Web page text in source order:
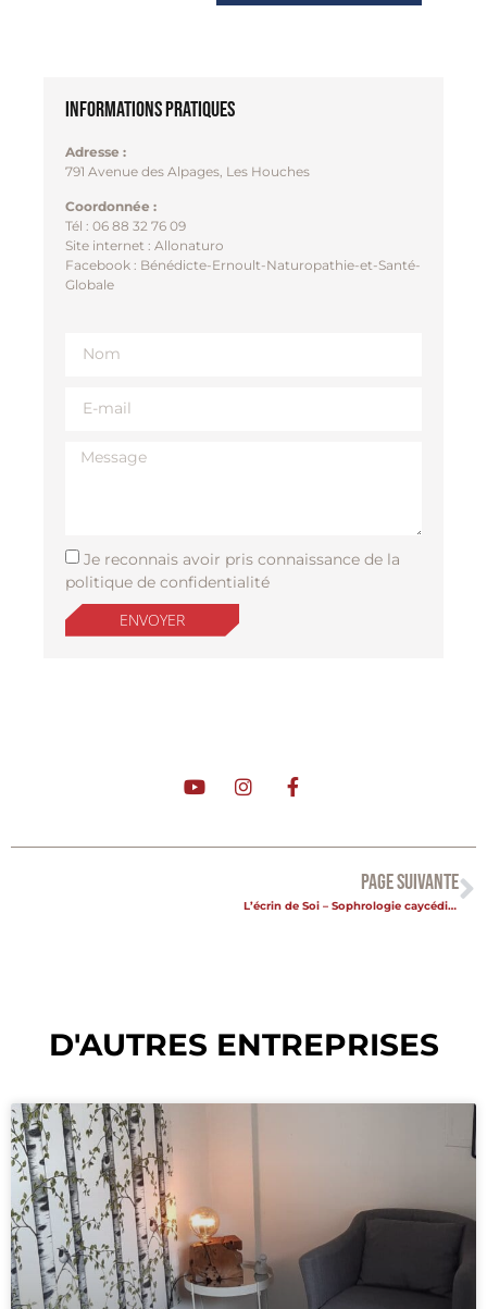
Informations pratiques
Adresse :
791 Avenue des Alpages, Les Houches
Coordonnée :
Tél : 06 88 32 76 09
Site internet : Allonaturo
Facebook : Bénédicte-Ernoult-Naturopathie-et-Santé-
Globale
Je reconnais avoir pris connaissance de la
politique de confidentialité
ENVOYER
PAGE SUIVANTE
L’écrin de Soi – Sophrologie caycédienne et Thérapie
D'AUTRES ENTREPRISES